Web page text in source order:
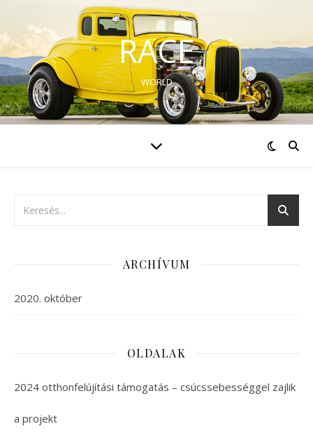
RACE
WORLD
ARCHÍVUM
2020. október
OLDALAK
2024 otthonfelújítási támogatás – csúcssebességgel zajlik
a projekt